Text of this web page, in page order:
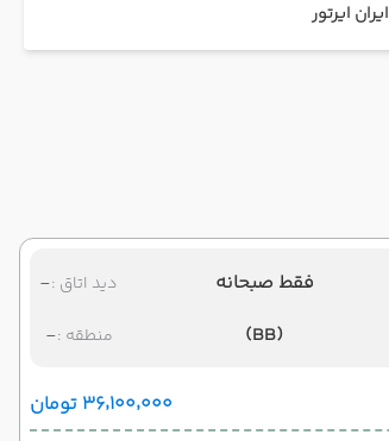
ایران ایرتور
فقط صبحانه
(BB)
دید اتاق :-
منطقه :-
۳۶٬۱۰۰٬۰۰۰ تومان